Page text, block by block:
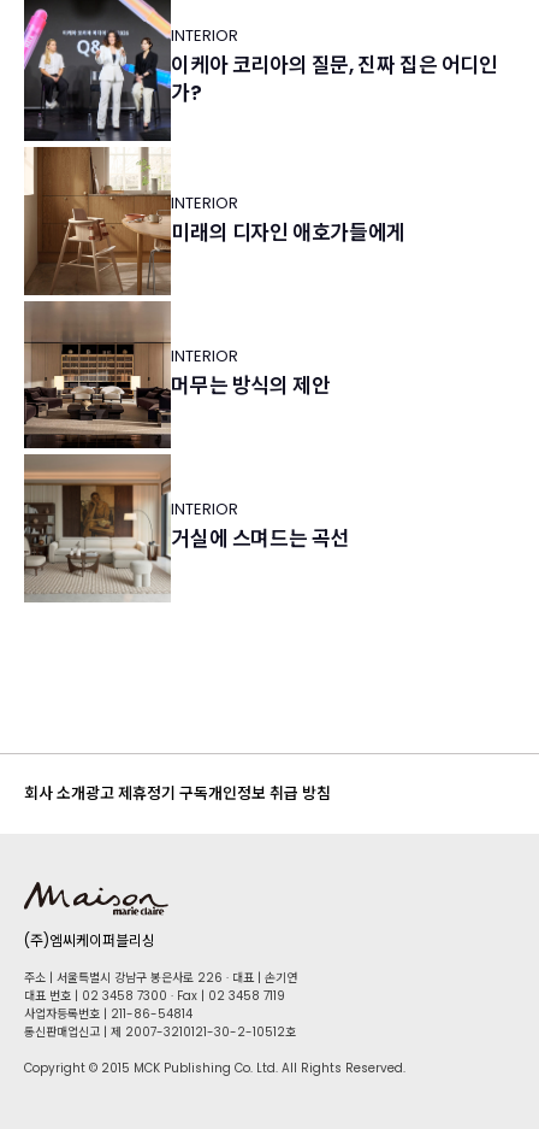
INTERIOR
이케아 코리아의 질문, 진짜 집은 어디인
가?
INTERIOR
미래의 디자인 애호가들에게
INTERIOR
머무는 방식의 제안
INTERIOR
거실에 스며드는 곡선
회사 소개광고 제휴정기 구독개인정보 취급 방침
(주)엠씨케이퍼블리싱
주소 | 서울특별시 강남구 봉은사로 226 · 대표 | 손기연
대표 번호 | 02 34​58 7300 · Fax | 02 34​58 7119
사업자등록번호 | 211-86-5​4814
통신판매업신고 | 제 2007-3210121-30-2-10512호
Copyright © 2015 MCK Publishing Co. Ltd. All Rights Reserved.